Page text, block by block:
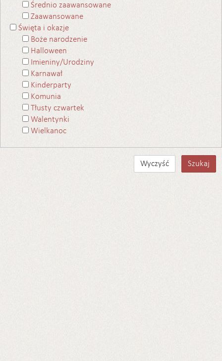
Średnio zaawansowane
Zaawansowane
Święta i okazje
Boże narodzenie
Halloween
Imieniny/Urodziny
Karnawał
Kinderparty
Komunia
Tłusty czwartek
Walentynki
Wielkanoc